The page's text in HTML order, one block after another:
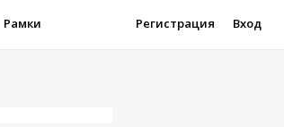
Рамки Регистрация Вход